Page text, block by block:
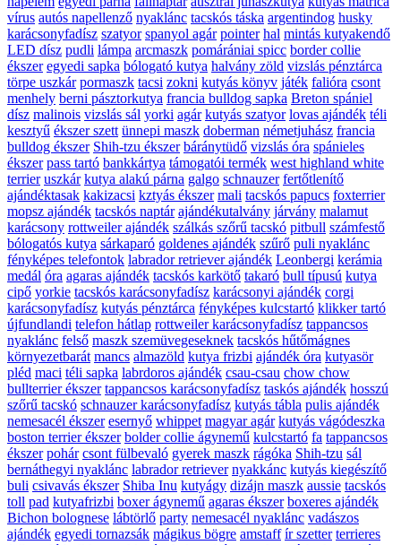
vírus autós napellenző nyaklánc tacskós táska argentindog husky
karácsonyfadísz szatyor spanyol agár pointer hal mintás kutyakendő
LED dísz pudli lámpa arcmaszk pomárániai spicc border collie
ékszer egyedi sapka bólogató kutya halvány zöld vizslás pénztárca
törpe uszkár pormaszk tacsi zokni kutyás könyv játék falióra csont
menhely berni pásztorkutya francia bulldog sapka Breton spániel
dísz malinois vizslás sál yorki agár kutyás szatyor lovas ajándék téli
kesztyű ékszer szett ünnepi maszk doberman németjuhász francia
bulldog ékszer Shih-tzu ékszer báránytüdő vizslás óra spánieles
ékszer pass tartó bankkártya támogatói termék west highland white
terrier uszkár kutya alakú párna galgo schnauzer fertőtlenítő
ajándéktasak kakizacsi kztyás ékszer mali tacskós papucs foxterrier
mopsz ajándék tacskós naptár ajándékutalvány járvány malamut
karácsony rottweiler ajándék szálkás szőrű tacskó pitbull számfestő
bólogatós kutya sárkaparó goldenes ajándék szűrő puli nyaklánc
fényképes telefontok labrador retriever ajándék Leonbergi kerámia
medál óra agaras ajándék tacskós karkötő takaró bull típusú kutya
cipő yorkie tacskós karácsonyfadísz karácsonyi ajándék corgi
karácsonyfadísz kutyás pénztárca fényképes kulcstartó klikker tartó
újfundlandi telefon hátlap rottweiler karácsonyfadísz tappancsos
nyaklánc felső maszk szemüvegeseknek tacskós hűtőmágnes
környezetbarát mancs almazöld kutya frizbi ajándék óra kutyasör
pléd maci téli sapka labrdoros ajándék csau-csau chow chow
bullterrier ékszer tappancsos karácsonyfadísz taskós ajándék hosszú
szőrű tacskó schnauzer karácsonyfadísz kutyás tábla pulis ajándék
nemesacél ékszer esernyő whippet magyar agár kutyás vágódeszka
boston terrier ékszer bolder collie ágynemű kulcstartó fa tappancsos
ékszer pohár csont fülbevaló gyerek maszk rágóka Shih-tzu sál
bernáthegyi nyaklánc labrador retriever nyakkánc kutyás kiegészítő
buli csivavás ékszer Shiba Inu kutyágy dizájn maszk aussie tacskós
toll pad kutyafrizbi boxer ágynemű agaras ékszer boxeres ajándék
Bichon bolognese lábtörlő party nemesacél nyaklánc vadászos
ajándék egyedi tornazsák mágikus bögre amstaff ír szetter terrieres